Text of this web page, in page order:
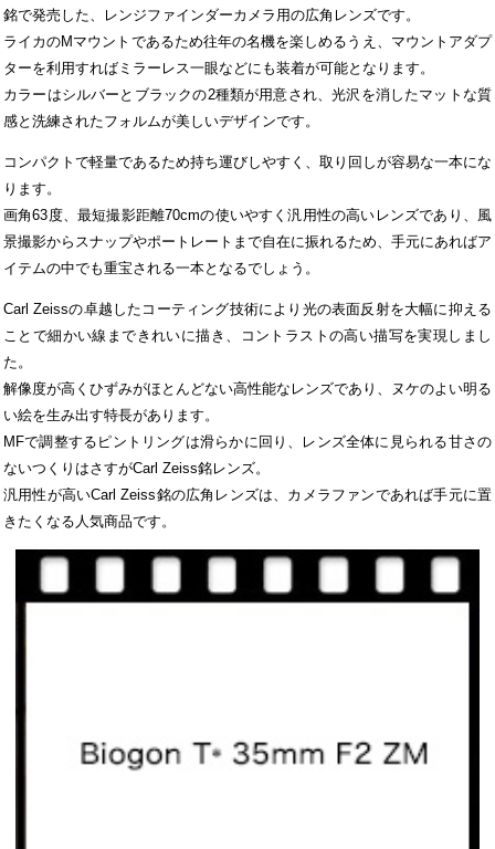
銘で発売した、レンジファインダーカメラ用の広角レンズです。
ライカのMマウントであるため往年の名機を楽しめるうえ、マウントアダプ
ターを利用すればミラーレス一眼などにも装着が可能となります。
カラーはシルバーとブラックの2種類が用意され、光沢を消したマットな質
感と洗練されたフォルムが美しいデザインです。
コンパクトで軽量であるため持ち運びしやすく、取り回しが容易な一本にな
ります。
画角63度、最短撮影距離70cmの使いやすく汎用性の高いレンズであり、風
景撮影からスナップやポートレートまで自在に振れるため、手元にあればア
イテムの中でも重宝される一本となるでしょう。
Carl Zeissの卓越したコーティング技術により光の表面反射を大幅に抑える
ことで細かい線まできれいに描き、コントラストの高い描写を実現しまし
た。
解像度が高くひずみがほとんどない高性能なレンズであり、ヌケのよい明る
い絵を生み出す特長があります。
MFで調整するピントリングは滑らかに回り、レンズ全体に見られる甘さの
ないつくりはさすがCarl Zeiss銘レンズ。
汎用性が高いCarl Zeiss銘の広角レンズは、カメラファンであれば手元に置
きたくなる人気商品です。